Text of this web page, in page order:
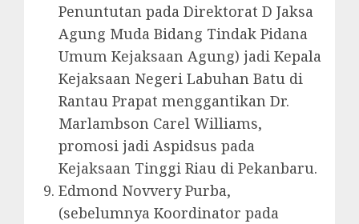
Penuntutan pada Direktorat D Jaksa
Agung Muda Bidang Tindak Pidana
Umum Kejaksaan Agung) jadi Kepala
Kejaksaan Negeri Labuhan Batu di
Rantau Prapat menggantikan Dr.
Marlambson Carel Williams,
promosi jadi Aspidsus pada
Kejaksaan Tinggi Riau di Pekanbaru.
Edmond Novvery Purba,
(sebelumnya Koordinator pada